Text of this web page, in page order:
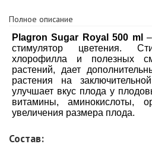
Полное описание
Plagron Sugar Royal 500 ml
стимулятор цветения.
хлорофилла и полезных
растений, дает
растения на
улучшает вкус плода у
витамины, аминокислоты,
увеличения размера плода.
Состав: